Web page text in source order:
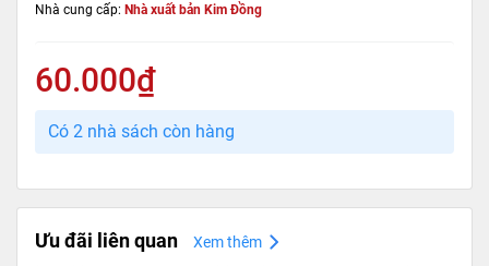
Nhà cung cấp: Nhà xuất bản Kim Đồng
60.000₫
Có 2 nhà sách còn hàng
Ưu đãi liên quan Xem thêm